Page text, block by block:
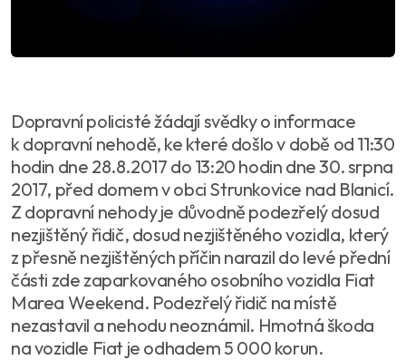
Dopravní policisté žádají svědky o informace
k dopravní nehodě, ke které došlo v době od 11:30
hodin dne 28.8.2017 do 13:20 hodin dne 30. srpna
2017, před domem v obci Strunkovice nad Blanicí.
Z dopravní nehody je důvodně podezřelý dosud
nezjištěný řidič, dosud nezjištěného vozidla, který
z přesně nezjištěných příčin narazil do levé přední
části zde zaparkovaného osobního vozidla Fiat
Marea Weekend. Podezřelý řidič na místě
nezastavil a nehodu neoznámil. Hmotná škoda
na vozidle Fiat je odhadem 5 000 korun.